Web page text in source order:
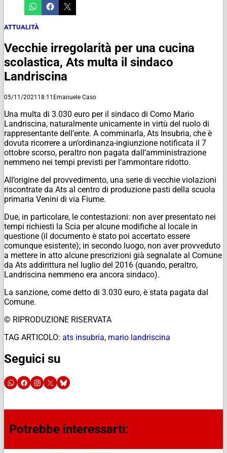
ATTUALITÀ
Vecchie irregolarità per una cucina
scolastica, Ats multa il sindaco
Landriscina
05/11/2021 18:11 Emanuele Caso
Una multa di 3.030 euro per il sindaco di Como Mario
Landriscina, naturalmente unicamente in virtù del ruolo di
rappresentante dell’ente. A comminarla, Ats Insubria, che è
dovuta ricorrere a un’ordinanza-ingiunzione notificata il 7
ottobre scorso, peraltro non pagata dall’amministrazione
nemmeno nei tempi previsti per l’ammontare ridotto.
All’origine del provvedimento, una serie di vecchie violazioni
riscontrate da Ats al centro di produzione pasti della scuola
primaria Venini di via Fiume.
Due, in particolare, le contestazioni: non aver presentato nei
tempi richiesti la Scia per alcune modifiche al locale in
questione (il documento è stato poi accertato essere
comunque esistente); in secondo luogo, non aver provveduto
a mettere in atto alcune prescrizioni già segnalate al Comune
da Ats addirittura nel luglio del 2016 (quando, peraltro,
Landriscina nemmeno era ancora sindaco).
La sanzione, come detto di 3.030 euro, è stata pagata dal
Comune.
© RIPRODUZIONE RISERVATA
TAG ARTICOLO: ats insubria, mario landriscina
Seguici su
Potrebbe interessarti: